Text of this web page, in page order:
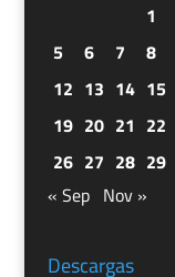
1
5
6 7 8
12 13 14 15
19 20 21 22
26 27 28 29
« Sep Nov »
Descargas